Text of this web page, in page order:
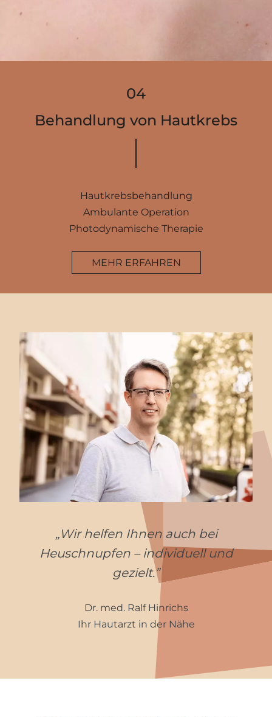
Behandlung von Hautkrebs
Hautkrebsbehandlung
Ambulante Operation
Photodynamische Therapie
MEHR ERFAHREN
„Wir helfen Ihnen auch bei
Heuschnupfen – individuell und
gezielt.”
Dr. med. Ralf Hinrichs
Ihr Hautarzt in der Nähe